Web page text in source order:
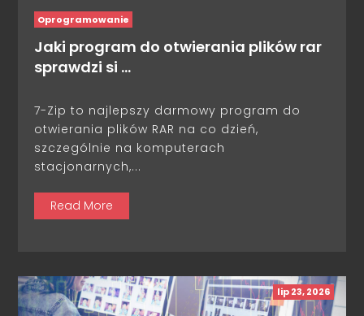
Oprogramowanie
Jaki program do otwierania plików rar
sprawdzi si …
7-Zip to najlepszy darmowy program do
otwierania plików RAR na co dzień,
szczególnie na komputerach
stacjonarnych,...
Read More
lip 23, 2026